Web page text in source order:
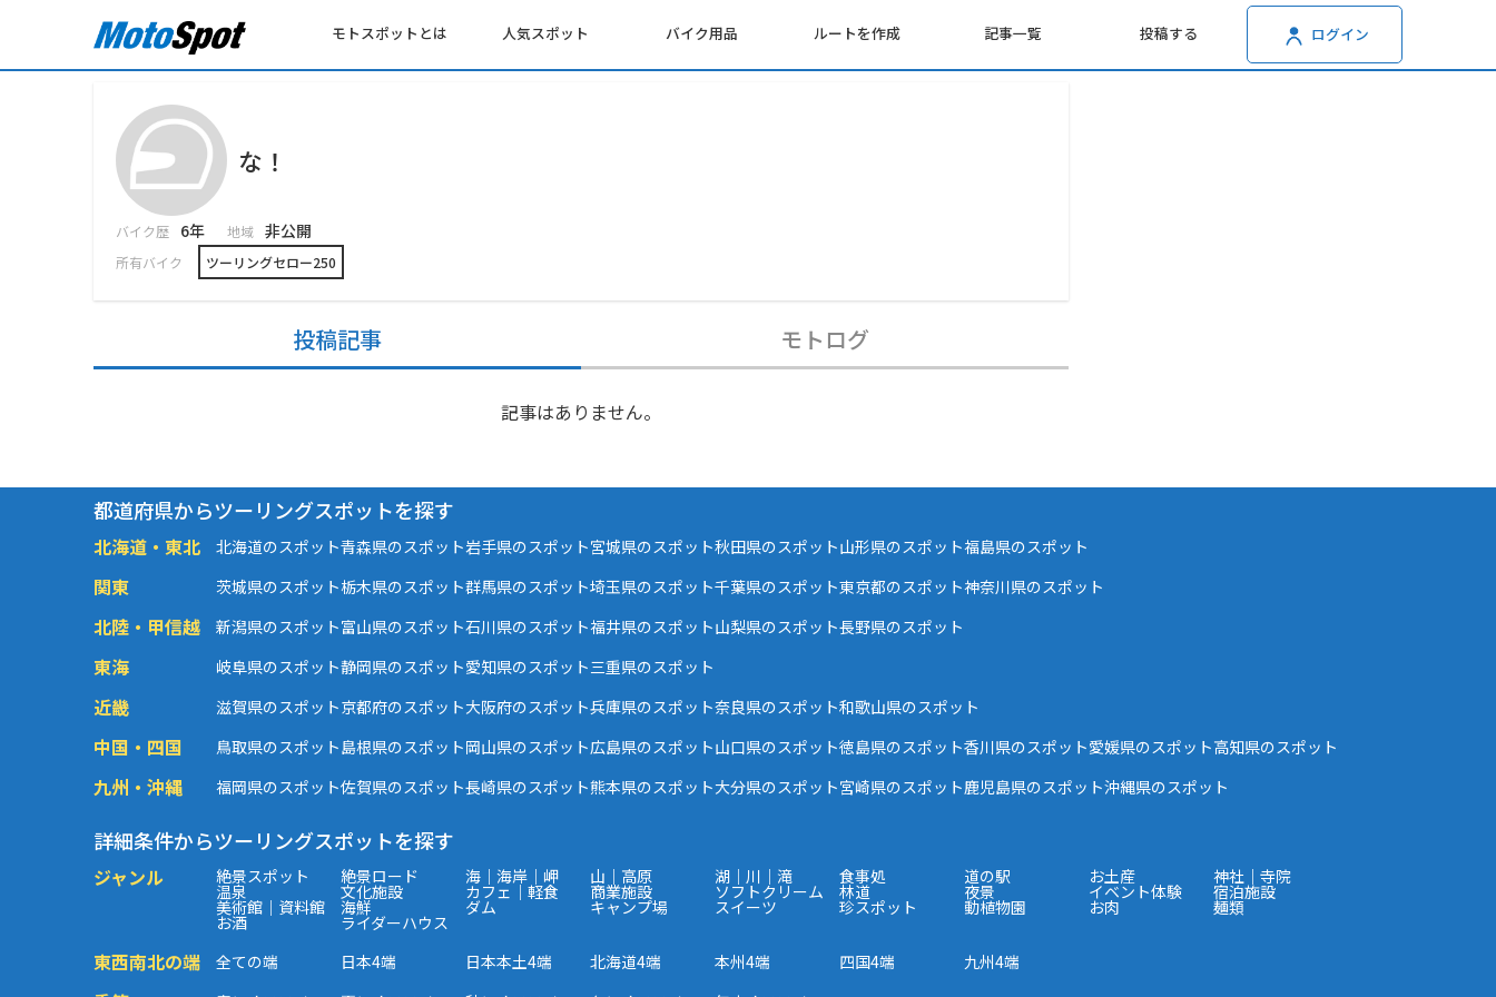
モトスポットとは 人気スポット バイク用品 ルートを作成 記事一覧 投稿する ログイン
な！
バイク歴 6年 地域 非公開
所有バイク ツーリングセロー250
投稿記事 モトログ
記事はありません。
都道府県からツーリングスポットを探す
北海道・東北 北海道のスポット青森県のスポット岩手県のスポット宮城県のスポット秋田県のスポット山形県のスポット福島県のスポット
関東 茨城県のスポット栃木県のスポット群馬県のスポット埼玉県のスポット千葉県のスポット東京都のスポット神奈川県のスポット
北陸・甲信越 新潟県のスポット富山県のスポット石川県のスポット福井県のスポット山梨県のスポット長野県のスポット
東海 岐阜県のスポット静岡県のスポット愛知県のスポット三重県のスポット
近畿 滋賀県のスポット京都府のスポット大阪府のスポット兵庫県のスポット奈良県のスポット和歌山県のスポット
中国・四国 鳥取県のスポット島根県のスポット岡山県のスポット広島県のスポット山口県のスポット徳島県のスポット香川県のスポット愛媛県のスポット高知県のスポット
九州・沖縄 福岡県のスポット佐賀県のスポット長崎県のスポット熊本県のスポット大分県のスポット宮崎県のスポット鹿児島県のスポット沖縄県のスポット
詳細条件からツーリングスポットを探す
ジャンル 絶景スポット 絶景ロード 海｜海岸｜岬 山｜高原 湖｜川｜滝 食事処 道の駅 お土産 神社｜寺院
温泉 文化施設 カフェ｜軽食 商業施設 ソフトクリーム 林道 夜景 イベント体験 宿泊施設
美術館｜資料館 海鮮 ダム キャンプ場 スイーツ 珍スポット 動植物園 お肉 麺類
お酒 ライダーハウス
東西南北の端 全ての端 日本4端 日本本土4端 北海道4端 本州4端 四国4端 九州4端